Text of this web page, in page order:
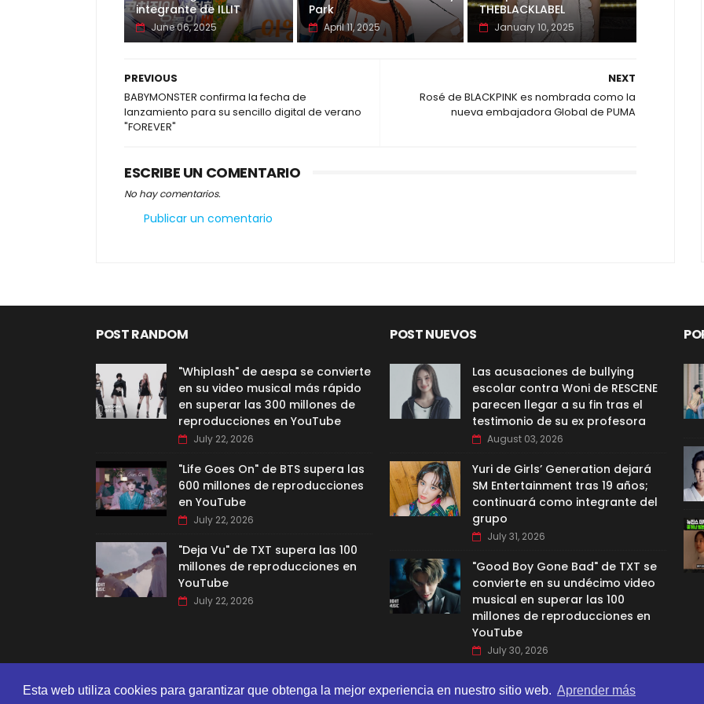
Esta web utiliza cookies para garantizar que obtenga la mejor experiencia en nuestro sitio web. Aprender más
integrante de ILLIT
June 06, 2025
Park
April 11, 2025
THEBLACKLABEL
January 10, 2025
NEXT
Rosé de BLACKPINK es nombrada como la
nueva embajadora Global de PUMA
PREVIOUS
BABYMONSTER confirma la fecha de
lanzamiento para su sencillo digital de verano
"FOREVER"
ESCRIBE UN COMENTARIO
No hay comentarios.
Publicar un comentario
POST RANDOM
"Whiplash" de aespa se convierte
en su video musical más rápido
en superar las 300 millones de
reproducciones en YouTube
July 22, 2026
"Life Goes On" de BTS supera las
600 millones de reproducciones
en YouTube
July 22, 2026
"Deja Vu" de TXT supera las 100
millones de reproducciones en
YouTube
July 22, 2026
POST NUEVOS
Las acusaciones de bullying
escolar contra Woni de RESCENE
parecen llegar a su fin tras el
testimonio de su ex profesora
August 03, 2026
Yuri de Girls’ Generation dejará
SM Entertainment tras 19 años;
continuará como integrante del
grupo
July 31, 2026
"Good Boy Gone Bad" de TXT se
convierte en su undécimo video
musical en superar las 100
millones de reproducciones en
YouTube
July 30, 2026
SORATEMPLATES | DISTRIBUTED BY GOOYAABI TEMPLATES